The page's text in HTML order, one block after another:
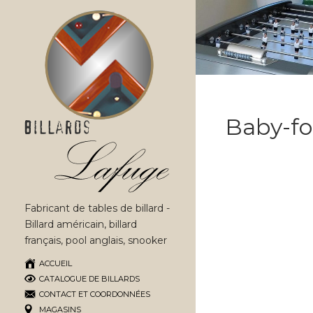
Fabricant de tables de billard -
Billard américain, billard
français, pool anglais, snooker
ACCUEIL
CATALOGUE DE BILLARDS
CONTACT ET COORDONNÉES
MAGASINS
Baby-